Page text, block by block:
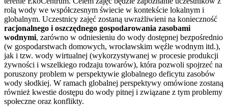
rolą wody we współczesnym świecie w kontekście lokalnym i
globalnym. Uczestnicy zajęć zostaną uwrażliwieni na konieczność
racjonalnego i oszczędnego gospodarowania zasobami
wodnymi, zarówno w odniesieniu do wody dostępnej bezpośrednio
(w gospodarstwach domowych, wrocławskim węźle wodnym itd.),
jak i tzw. wody wirtualnej (wykorzystywanej w procesie produkcji
żywności i wszelkiego rodzaju towarów), która pozwoli spojrzeć na
poruszony problem w perspektywie globalnego deficytu zasobów
wody słodkiej. W ramach globalnej perspektywy omówione zostaną
również kwestie dostępu do wody pitnej i związane z tym problemy
społeczne oraz konflikty.